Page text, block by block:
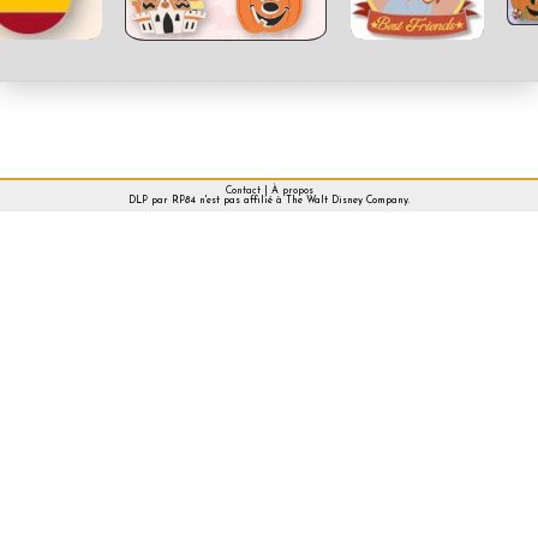
Contact| À propos
DLP par RP84 n'est pas affilié à The Walt Disney Company.